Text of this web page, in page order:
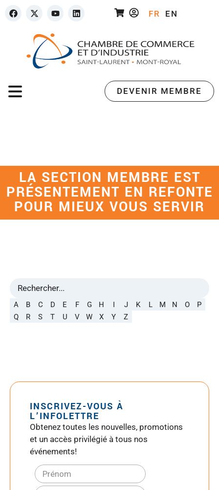
FR EN
DEVENIR MEMBRE
LA SECTION MEMBRE EST
PRÉSENTEMENT EN REFONTE
POUR MIEUX VOUS SERVIR
A B C D E F G H I J K L M N O
P
Q
R S T U V W X Y Z
INSCRIVEZ-VOUS À
L’INFOLETTRE
Obtenez toutes les nouvelles, promotions
et un accès privilégié à tous nos
événements!